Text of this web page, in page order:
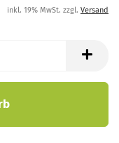
inkl. 19% MwSt. zzgl. Versand